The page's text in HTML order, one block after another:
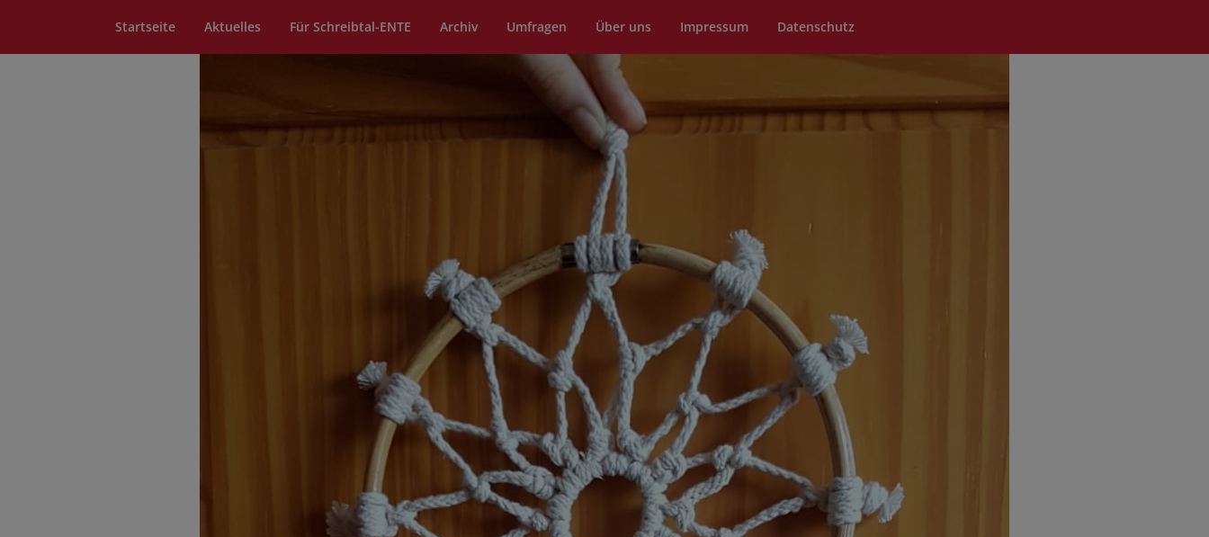
Startseite Aktuelles Für Schreibtal-ENTE Archiv Umfragen Über uns Impressum Datenschutz